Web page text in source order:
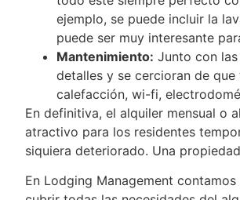
ejemplo, se puede incluir la
puede ser muy interesante
Mantenimiento: Junto con
detalles y se cercioran de
calefacción, wi-fi,
En definitiva, el alquiler mensual o
atractivo para los residentes
siquiera deteriorado. Una
En Lodging Management